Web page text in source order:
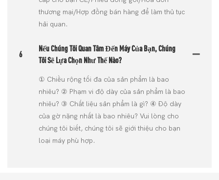
thương mại/Hợp đồng bán hàng để làm thủ tục
hải quan.
6
Nếu Chúng Tôi Quan Tâm Đến Máy Của Bạn, Chúng
Tôi Sẽ Lựa Chọn Như Thế Nào?
① Chiều rộng tối đa của sản phẩm là bao
nhiêu? ② Phạm vi độ dày của sản phẩm là bao
nhiêu? ③ Chất liệu sản phẩm là gì? ④ Độ dày
của gờ nặng nhất là bao nhiêu? Vui lòng cho
chúng tôi biết, chúng tôi sẽ giới thiệu cho bạn
loại máy phù hợp.